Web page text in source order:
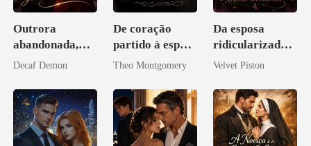
Outrora
abandonada,
agora intocável
Decaf Demon
De coração
partido à esposa
de um bilionário
Theo Montgomery
Da esposa
ridicularizada à
irmã que
desafiar
Velvet Piston